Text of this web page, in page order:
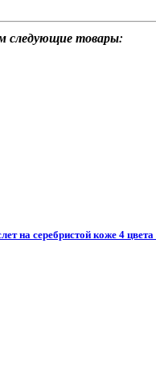
следующие товары:
на серебристой коже 4